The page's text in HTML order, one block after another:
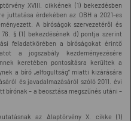
XVIII. cikkének (1) bekezdésben
juttatása érdekében az OBH a 2021-es
A bíróságok szervezetéről és
§ (1) bekezdésének d) pontja szerint
feladatkörében a bíróságokat érintő
a jogszabály kezdeményezésére
keretében pontosításra kerültek a
a bíró „elfogultság” miatti kizárására
és javadalmazásáról szóló 2011. évi
bírónak – a beosztása megszűnés utáni –
az Alaptörvény X. cikke (1)